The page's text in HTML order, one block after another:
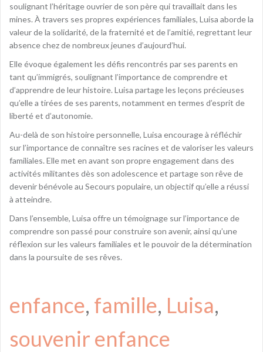
soulignant l’héritage ouvrier de son père qui travaillait dans les
mines. À travers ses propres expériences familiales, Luisa aborde la
valeur de la solidarité, de la fraternité et de l’amitié, regrettant leur
absence chez de nombreux jeunes d’aujourd’hui.
Elle évoque également les défis rencontrés par ses parents en
tant qu’immigrés, soulignant l’importance de comprendre et
d’apprendre de leur histoire. Luisa partage les leçons précieuses
qu’elle a tirées de ses parents, notamment en termes d’esprit de
liberté et d’autonomie.
Au-delà de son histoire personnelle, Luisa encourage à réfléchir
sur l’importance de connaître ses racines et de valoriser les valeurs
familiales. Elle met en avant son propre engagement dans des
activités militantes dès son adolescence et partage son rêve de
devenir bénévole au Secours populaire, un objectif qu’elle a réussi
à atteindre.
Dans l’ensemble, Luisa offre un témoignage sur l’importance de
comprendre son passé pour construire son avenir, ainsi qu’une
réflexion sur les valeurs familiales et le pouvoir de la détermination
dans la poursuite de ses rêves.
enfance, famille, Luisa
souvenir enfance